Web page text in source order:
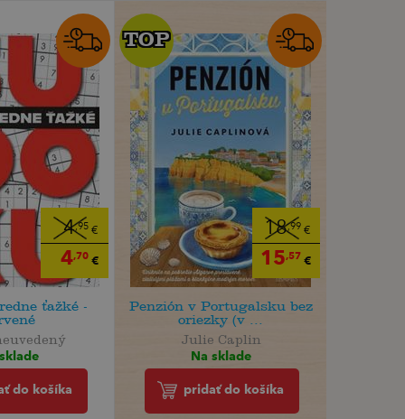
4,95 €
4,70 €
ťažké -
do košíka
18,99 €
15,57 €
TOP
TOP
Penzión v Portugalsku bez
oriezky (v ...
Julie Caplin
Na sklade
pridať do košíka